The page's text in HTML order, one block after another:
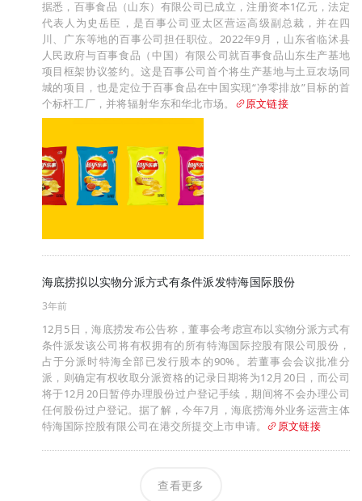
据悉，百事食品（山东）有限公司已成立，注册资本1亿元，法定
代表人为史岳臣，是百事公司亚太区营运高级副总裁，并在四
川、广东等地的百事公司担任职位。2022年9月，山东省临沭县
人民政府与百事食品（中国）有限公司就百事食品山东生产基地
项目框架协议签约。这是百事公司首个将生产基地与土豆农场同
城的项目，也是定位于百事食品在中国实现“净零排放”目标的首
个标杆工厂，并将辐射华东和华北市场。
原文链接
海底捞拟以实物分派方式有条件派发特海国际股份
3年前
12月5日，海底捞发布公告称，董事会考虑宣布以实物分派方式有
条件派发该公司将有权拥有的所有特海国际控股有限公司股份，
占于分派时特海全部已发行股本的90%。若董事会会议批准分
派，则确定有权收取分派资格的记录日期将为12月20日，而公司
将于12月20日暂停办理股份过户登记手续，期间将不会办理公司
任何股份过户登记。据了解，今年7月，海底捞海外业务运营主体
特海国际控股有限公司在港交所提交上市申请。
原文链接
查看更多